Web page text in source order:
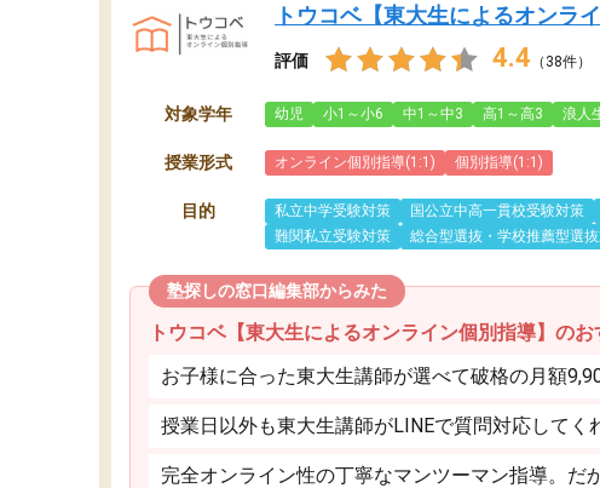
トウコベ【東大生によるオンラ
評価 4.4 （38件）
対象学年 幼児 小1～小6 中1～中3 高1～高3 浪人
授業形式 オンライン個別指導(1:1) 個別指導(1:1)
目的 私立中学受験対策 国公立中高一貫校受験対策
難関私立受験対策
総合型選抜・学校推薦型選
塾探しの窓口編集部からみた
トウコベ【東大生によるオンライン個別指導】のお
お子様に合った東大生講師が選べて破格の月額
授業日以外も東大生講師がLINEで質問対応してく
完全オンライン性の丁寧なマンツーマン指導。だ